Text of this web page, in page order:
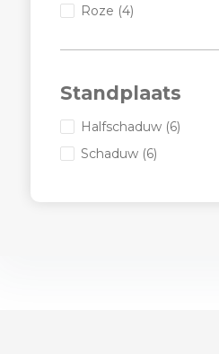
Roze (4)
Standplaats
Halfschaduw (6)
Schaduw (6)